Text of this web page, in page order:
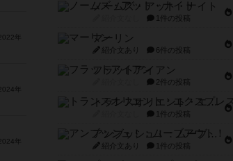
年
年
年
ノームズ・アット・ナイト
1件の投稿
マーリン
紹介文あり 6件の投稿
フラットアイアン
2件の投稿
トランスオリエント・エクスプレス
1件の投稿
アンブッシュ！：ムーブアウト！
紹介文あり 1件の投稿